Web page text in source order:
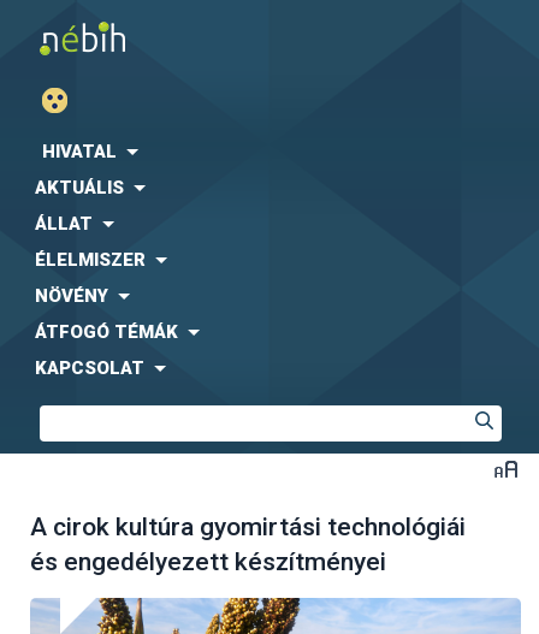
HIVATAL
AKTUÁLIS
ÁLLAT
ÉLELMISZER
NÖVÉNY
ÁTFOGÓ TÉMÁK
KAPCSOLAT
A cirok kultúra gyomirtási technológiái
és engedélyezett készítményei